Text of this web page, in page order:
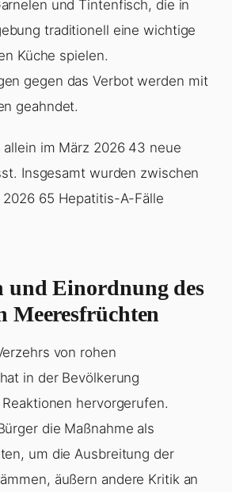
und Tintenfisch, die in
traditionell eine wichtige
Küche spielen.
gegen das Verbot werden mit
geahndet.
im März 2026 43 neue
Insgesamt wurden zwischen
2026 65 Hepatitis-A-Fälle
und Einordnung des
Meeresfrüchten
von rohen
in der Bevölkerung
hervorgerufen.
die Maßnahme als
um die Ausbreitung der
äußern andere Kritik an